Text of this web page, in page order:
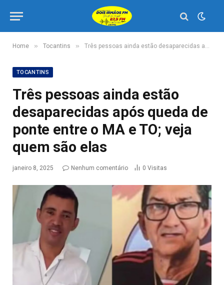
Home » Tocantins » Três pessoas ainda estão desaparecidas após queda de ponte entre o MA e TO; veja quem são elas
TOCANTINS
Três pessoas ainda estão
desaparecidas após queda de
ponte entre o MA e TO; veja
quem são elas
janeiro 8, 2025 Nenhum comentário 0 Visitas